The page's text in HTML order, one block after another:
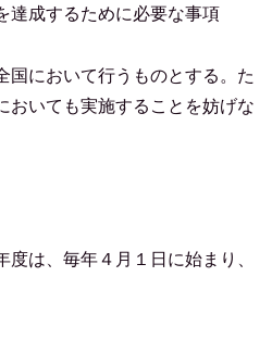
達成するために必要な事項
において行うものとする。た
おいても実施することを妨げな
は、毎年４月１日に始まり、